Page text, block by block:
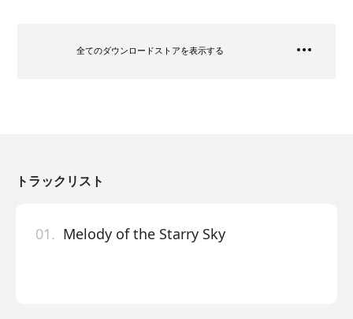
全てのダウンロードストアを表示する
トラックリスト
01. Melody of the Starry Sky